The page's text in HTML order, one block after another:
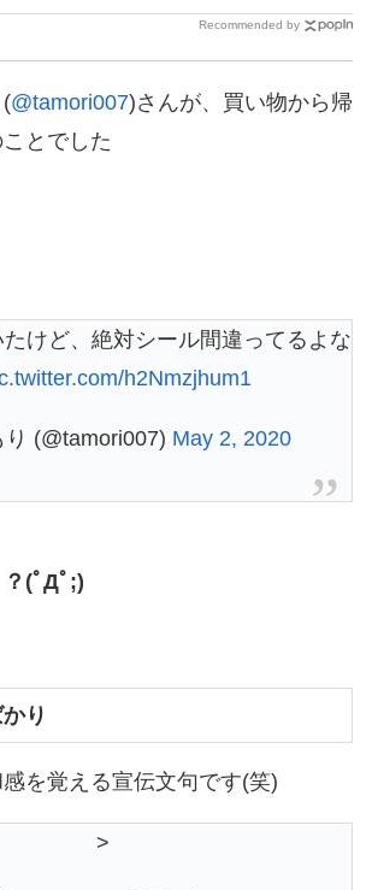
Recommended by
(@tamori007)さんが、買い物から帰
とでした
けど、絶対シール間違ってるよな
h2Nmzjhum1
(@tamori007) May 2, 2020
？(ﾟДﾟ;)
り
を覚える宣伝文句です(笑)
>